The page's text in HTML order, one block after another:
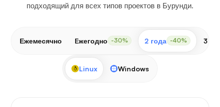
подходящий для всех типов проектов в Бурунди.
Ежемесячно Eжегодно -30% 2 года -40% 3
Linux Windows